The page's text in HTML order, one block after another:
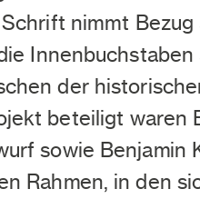
nimmt
der
beteiligt waren
sowie Benjamin
Rahmen, in den